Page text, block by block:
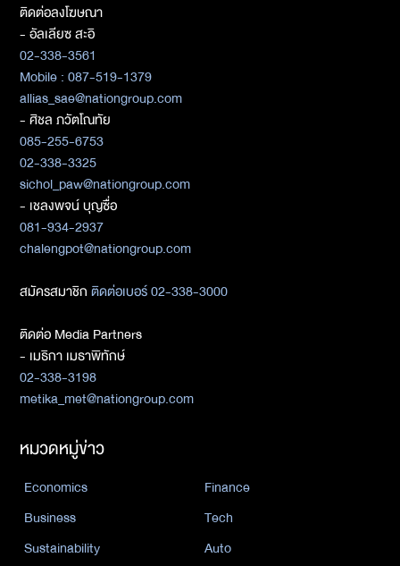
ติดต่อลงโฆษณา
- อัลเลียซ สะอิ
02-338-3561
Mobile : 087-519-1379
allias_sae@nationgroup.com
- ศิชล ภวัตโณทัย
085-255-6753
02-338-3325
sichol_paw@nationgroup.com
- เชลงพจน์ บุญซื่อ
081-934-2937
chalengpot@nationgroup.com
สมัครสมาชิกติดต่อเบอร์ 02-338-3000
ติดต่อ Media Partners
- เมธิกา เมธาพิทักษ์
02-338-3198
metika_met@nationgroup.com
หมวดหมู่ข่าว
Economics
Finance
Business
Tech
Sustainability
Auto